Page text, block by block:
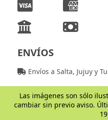
ENVÍOS
Envíos a Salta, Jujuy y
Las imágenes son sólo
cambiar sin previo aviso.